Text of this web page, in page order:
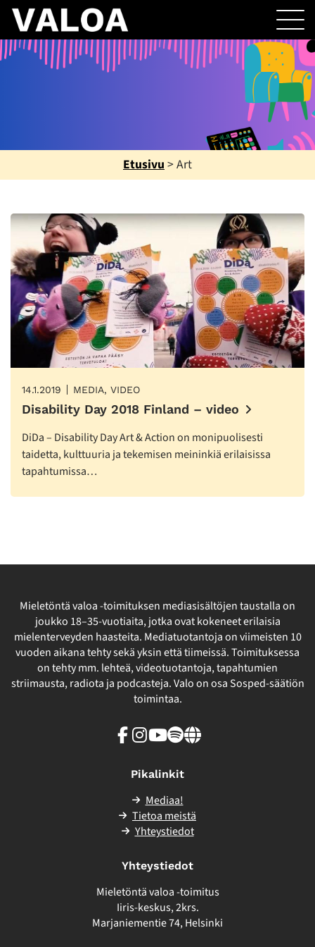
Etusivu > Art
14.1.2019 MEDIA, VIDEO
Disability Day 2018 Finland – video
DiDa – Disability Day Art & Action on monipuolisesti
taidetta, kulttuuria ja tekemisen meininkiä erilaisissa
tapahtumissa…
Mieletöntä valoa -toimituksen mediasisältöjen taustalla on
joukko 18–35-vuotiaita, jotka ovat kokeneet erilaisia
mielenterveyden haasteita. Mediatuotantoja on viimeisten 10
vuoden aikana tehty sekä yksin että tiimeissä. Toimituksessa
on tehty mm. lehteä, videotuotantoja, tapahtumien
striimausta, radiota ja podcasteja. Valo on osa Sosped-säätiön
toimintaa.
Facebook
Instagram
Youtube
SpotifyLinkki
Pikalinkit
Mediaa!
Tietoa meistä
Yhteystiedot
Yhteystiedot
Mieletöntä valoa -toimitus
Iiris-keskus, 2krs.
Marjaniementie 74, Helsinki